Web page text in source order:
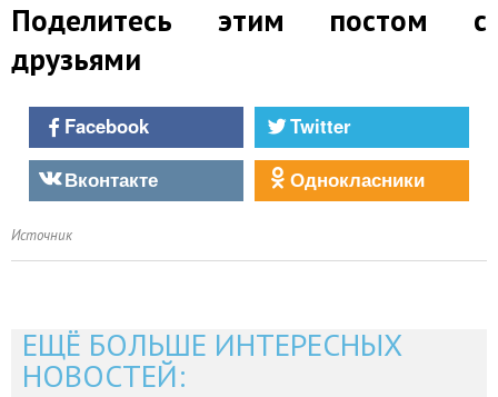
Поделитесь этим постом с
друзьями
Facebook
Twitter
Вконтакте
Однокласники
Источник
ЕЩЁ БОЛЬШЕ ИНТЕРЕСНЫХ
НОВОСТЕЙ: